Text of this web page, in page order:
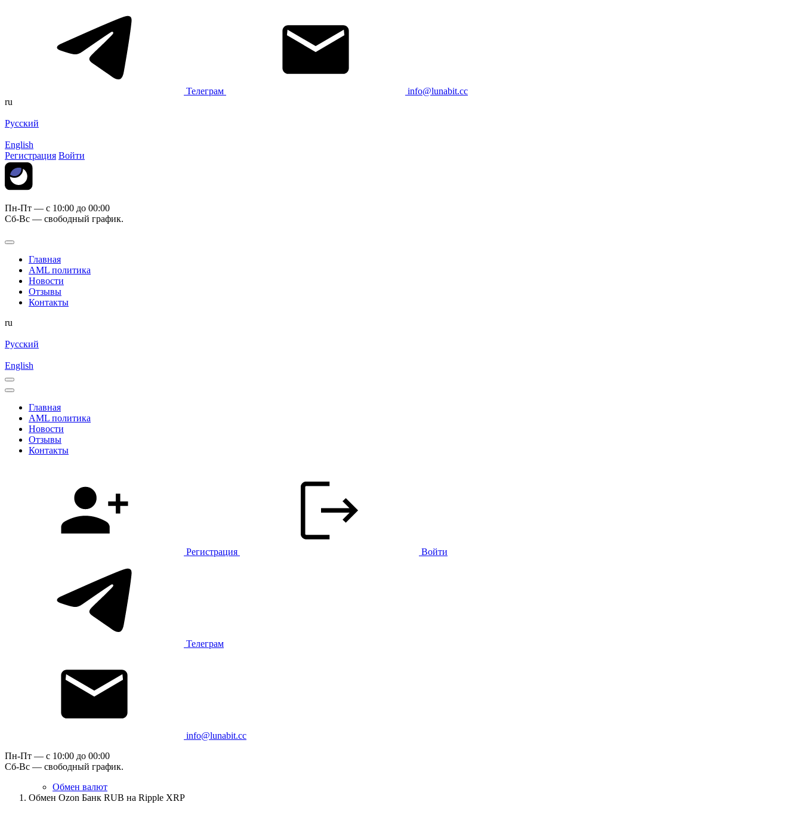
Телеграм
info@lunabit.cc
ru
Русский
English
Регистрация Войти
Пн-Пт — c 10:00 до 00:00
Сб-Вс — свободный график.
Главная
AML политика
Новости
Отзывы
Контакты
ru
Русский
English
Главная
AML политика
Новости
Отзывы
Контакты
Регистрация Войти
Телеграм
info@lunabit.cc
Пн-Пт — c 10:00 до 00:00
Сб-Вс — свободный график.
Обмен валют
Обмен Ozon Банк RUB на Ripple XRP